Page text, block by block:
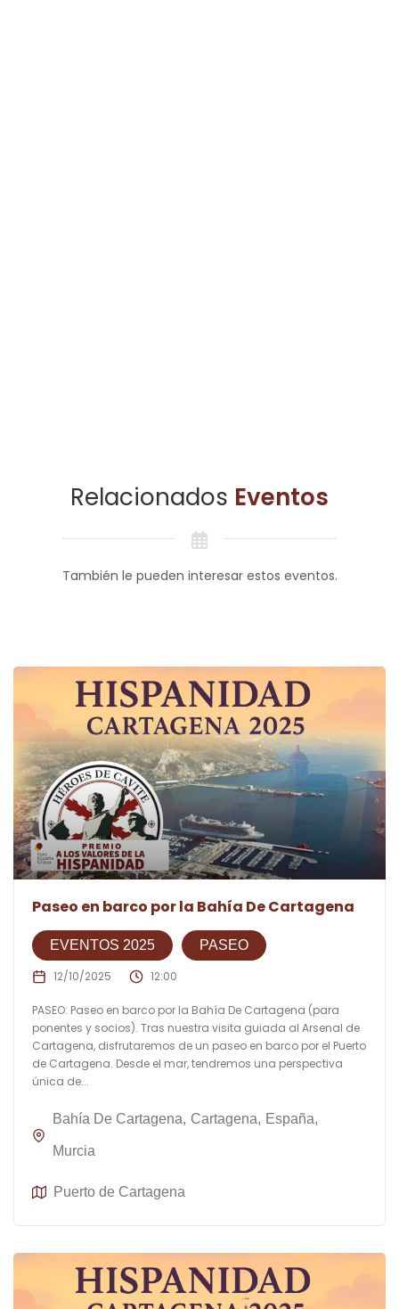
Relacionados Eventos
También le pueden interesar estos eventos.
Paseo en barco por la Bahía De Cartagena
EVENTOS 2025 PASEO
12/10/2025 12:00
PASEO: Paseo en barco por la Bahía De Cartagena (para
ponentes y socios). Tras nuestra visita guiada al Arsenal de
Cartagena, disfrutaremos de un paseo en barco por el Puerto
de Cartagena. Desde el mar, tendremos una perspectiva
única de...
Bahía De Cartagena Cartagena España
Murcia
Puerto de Cartagena